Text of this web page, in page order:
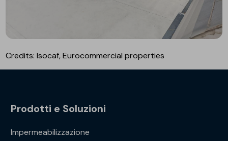
Credits: Isocaf, Eurocommercial properties
Prodotti e Soluzioni
Impermeabilizzazione